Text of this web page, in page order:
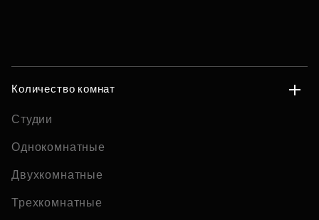
Количество комнат
Студии
Однокомнатные
Двухкомнатные
Трехкомнатные